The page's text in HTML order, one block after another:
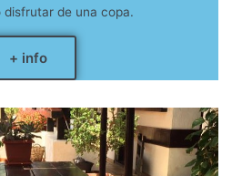
disfrutar de una copa.
+ info